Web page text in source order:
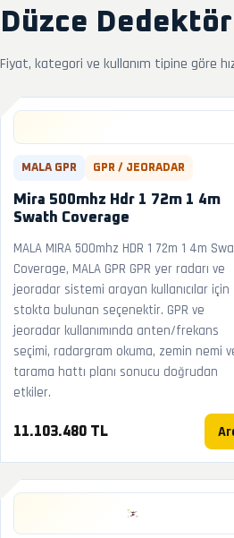
Düzce Dedektör
Fiyat, kategori ve kullanım tipine göre
MALA GPR GPR / JEORADAR
Mira 500mhz Hdr 1 72m 1 4m
Swath Coverage
MALA MIRA 500mhz HDR 1 72m 1 4m
Coverage, MALA GPR GPR yer radarı ve
jeoradar sistemi arayan kullanıcılar için
stokta bulunan seçenektir. GPR ve
jeoradar kullanımında anten/frekans
seçimi, radargram okuma, zemin nemi
tarama hattı planı sonucu doğrudan
etkiler.
11.103.480 TL